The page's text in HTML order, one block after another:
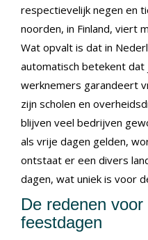
respectievelijk negen en
noorden, in Finland, viert
Wat opvalt is dat in
automatisch betekent
werknemers garandeert
zijn scholen en
blijven veel bedrijven
als vrije dagen gelden,
ontstaat er een divers
dagen, wat uniek is voor
De redenen
feestdagen